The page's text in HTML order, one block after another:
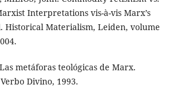
Interpretations vis-à-vis Marx’s
Historical Materialism, Leiden, volume
metáforas teológicas de Marx.
Divino, 1993.